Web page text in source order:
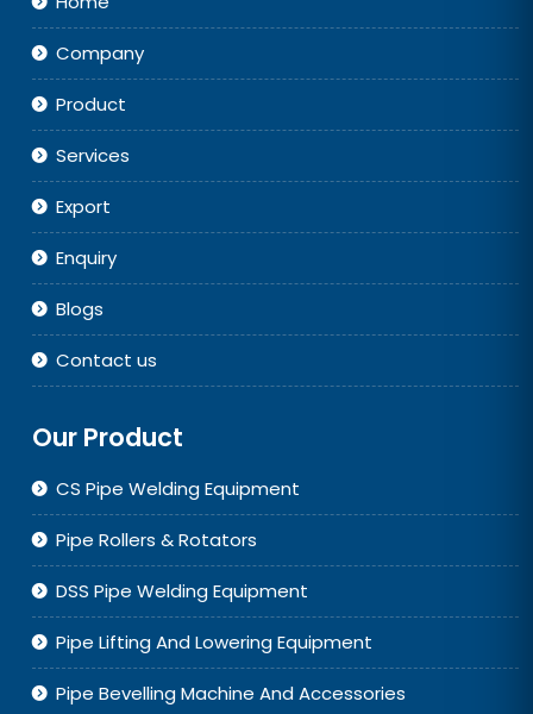
Company
Product
Services
Export
Enquiry
Blogs
Contact us
Our Product
CS Pipe Welding Equipment
Pipe Rollers & Rotators
DSS Pipe Welding Equipment
Pipe Lifting And Lowering Equipment
Pipe Bevelling Machine And Accessories